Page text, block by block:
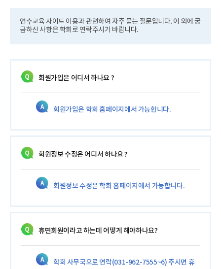
연수교육 사이트 이용과 관련하여 자주 묻는 질문입니다. 이 외에 궁
금하신 사항은 학회로 연락주시기 바랍니다.
회원가입은 어디서 하나요 ?
회원가입은 학회 홈페이지에서 가능합니다.
회원정보 수정은 어디서 하나요 ?
회원정보 수정은 학회 홈페이지에서 가능합니다.
휴면회원이라고 하는데 어떻게 해야하나요?
학회 사무국으로 연락(031-962-7555~6) 주시면 휴